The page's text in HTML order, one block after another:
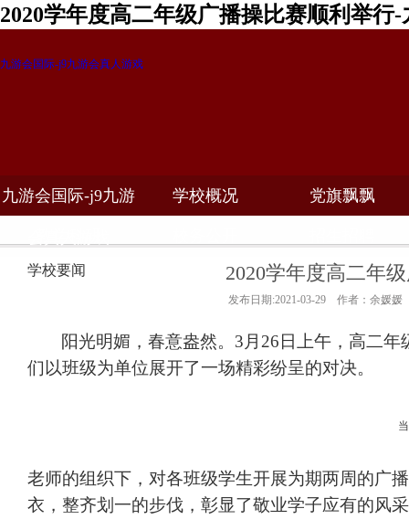
2020学年度高二年级广播操比赛顺利举行
九游会国际-j9九游会真人游戏
九游会国际-j9九游 学校概况 党旗飘飘
学校要闻 2020学年度高二年
发布日期:2021-03-29 作者：余媛媛
阳光明媚，春意盎然。 3 月 26 日上午，高二
们以班级为单位展开了一场精彩纷呈的对决。
老师的组织下，对各班级学生开展为期两周的广
衣，整齐划一的步伐，彰显了敬业学子应有的风